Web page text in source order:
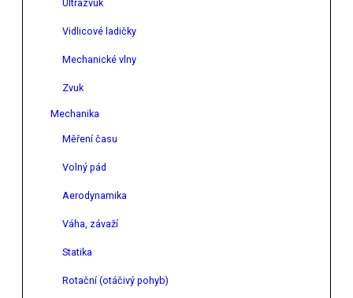
Ultrazvuk
Vidlicové ladičky
Mechanické vlny
Zvuk
Mechanika
Měření času
Volný pád
Aerodynamika
Váha, závaží
Statika
Rotační (otáčivý pohyb)